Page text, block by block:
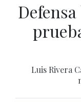
Luis Rivera